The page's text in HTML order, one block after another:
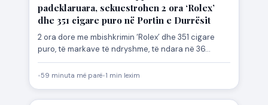
padeklaruara, sekuestrohen 2 ora ‘Rolex’
dhe 351 cigare puro në Portin e Durrësit
2 ora dore me mbishkrimin ‘Rolex’ dhe 351 cigare
puro, të markave të ndryshme, të ndara në 36…
•59 minuta më parë•1 min lexim